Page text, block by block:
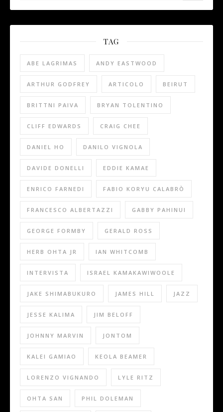
TAG
ABE LAGRIMAS ANDY EASTWOOD
ARTHUR GODFREY ARTICOLO BEIRUT
BRITTNI PAIVA BRYAN TOLENTINO
CLIFF EDWARDS CRAIG CHEE
DANIEL HO DANILO VIGNOLA
DAVIDE DONELLI EDDIE KAMAE
ENRICO FARNEDI FABIO KORYU CALABRÒ
FRANCESCO ALBERTAZZI GABBY PAHINUI
GEORGE FORMBY GERALD ROSS
HERB OHTA JR IAN WHITCOMB
INTERVISTA ISRAEL KAMAKAWIWOOLE
JAKE SHIMABUKURO JAMES HILL JAZZ
JESSE KALIMA JIM BELOFF
JOHNNY MARVIN JONTOM
KALEI GAMIAO KEOLA BEAMER
LORENZO VIGNANDO LYLE RITZ
OHTA SAN PHIL DOLEMAN